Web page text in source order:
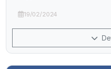
19/02/2024